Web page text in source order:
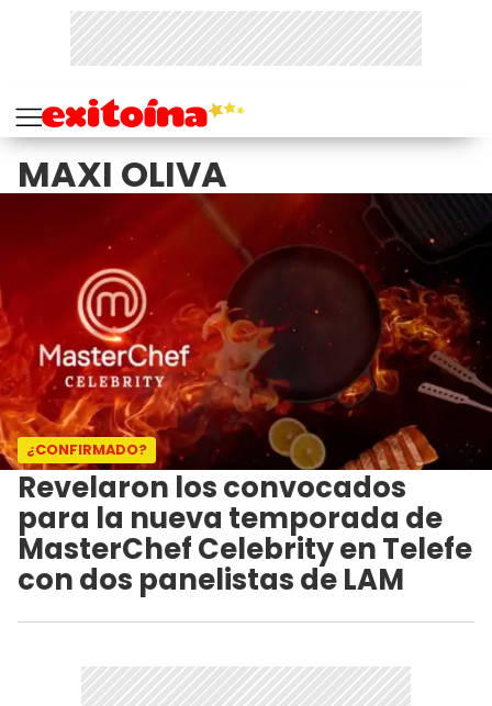
MAXI OLIVA
¿CONFIRMADO?
Revelaron los convocados
para la nueva temporada de
MasterChef Celebrity en Telefe
con dos panelistas de LAM